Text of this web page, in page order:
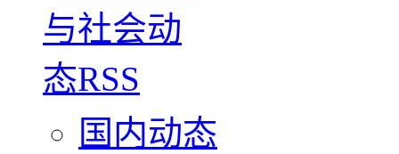
国内动态